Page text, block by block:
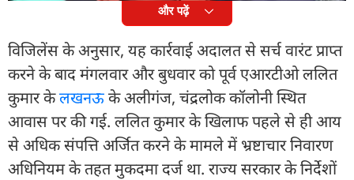
और पढ़ें
विजिलेंस के अनुसार, यह कार्रवाई अदालत से सर्च वारंट प्राप्त
करने के बाद मंगलवार और बुधवार को पूर्व एआरटीओ ललित
कुमार केलखनऊके अलीगंज, चंद्रलोक कॉलोनी स्थित
आवास पर की गई. ललित कुमार के खिलाफ पहले से ही आय
से अधिक संपत्ति अर्जित करने के मामले में भ्रष्टाचार निवारण
अधिनियम के तहत मुकदमा दर्ज था. राज्य सरकार के निर्देशों